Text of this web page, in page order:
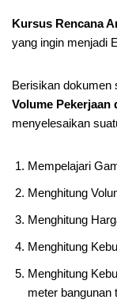
Kursus Rencana
yang ingin menjadi
Berisikan dokumen
Volume Pekerjaan
menyelesaikan
Mempelajari
Menghitung
Menghitung
Menghitung
Menghitung
meter bangunan